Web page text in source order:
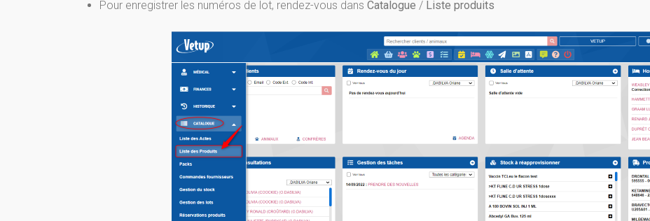
Pour enregistrer les numéros de lot, rendez-vous dans Catalogue / Liste produits